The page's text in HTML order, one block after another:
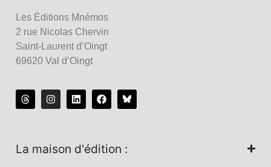
Les Éditions Mnémos
2 rue Nicolas Chervin
Saint-Laurent d’Oingt
69620 Val d’Oingt
La maison d'édition :